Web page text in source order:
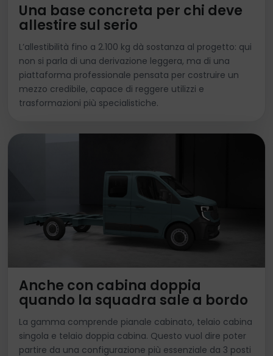
Una base concreta per chi deve
allestire sul serio
L’allestibilità fino a 2.100 kg dà sostanza al progetto: qui
non si parla di una derivazione leggera, ma di una
piattaforma professionale pensata per costruire un
mezzo credibile, capace di reggere utilizzi e
trasformazioni più specialistiche.
Anche con cabina doppia
quando la squadra sale a bordo
La gamma comprende pianale cabinato, telaio cabina
singola e telaio doppia cabina. Questo vuol dire poter
partire da una configurazione più essenziale da 3 posti